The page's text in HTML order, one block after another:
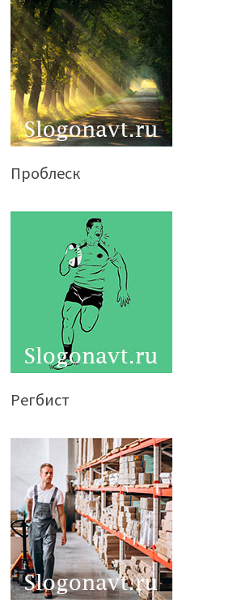
Проблеск
Регбист